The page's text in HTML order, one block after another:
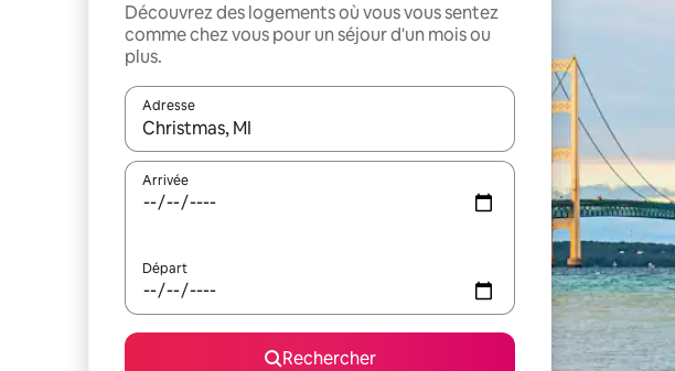
Découvrez des logements où vous vous sentez
comme chez vous pour un séjour d'un mois ou
plus.
Adresse
Lorsque les résultats s'affichent, utilisez les flèches vers le haut et vers le
Arrivée
Départ
Rechercher